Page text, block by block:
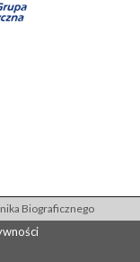
Biograficznego